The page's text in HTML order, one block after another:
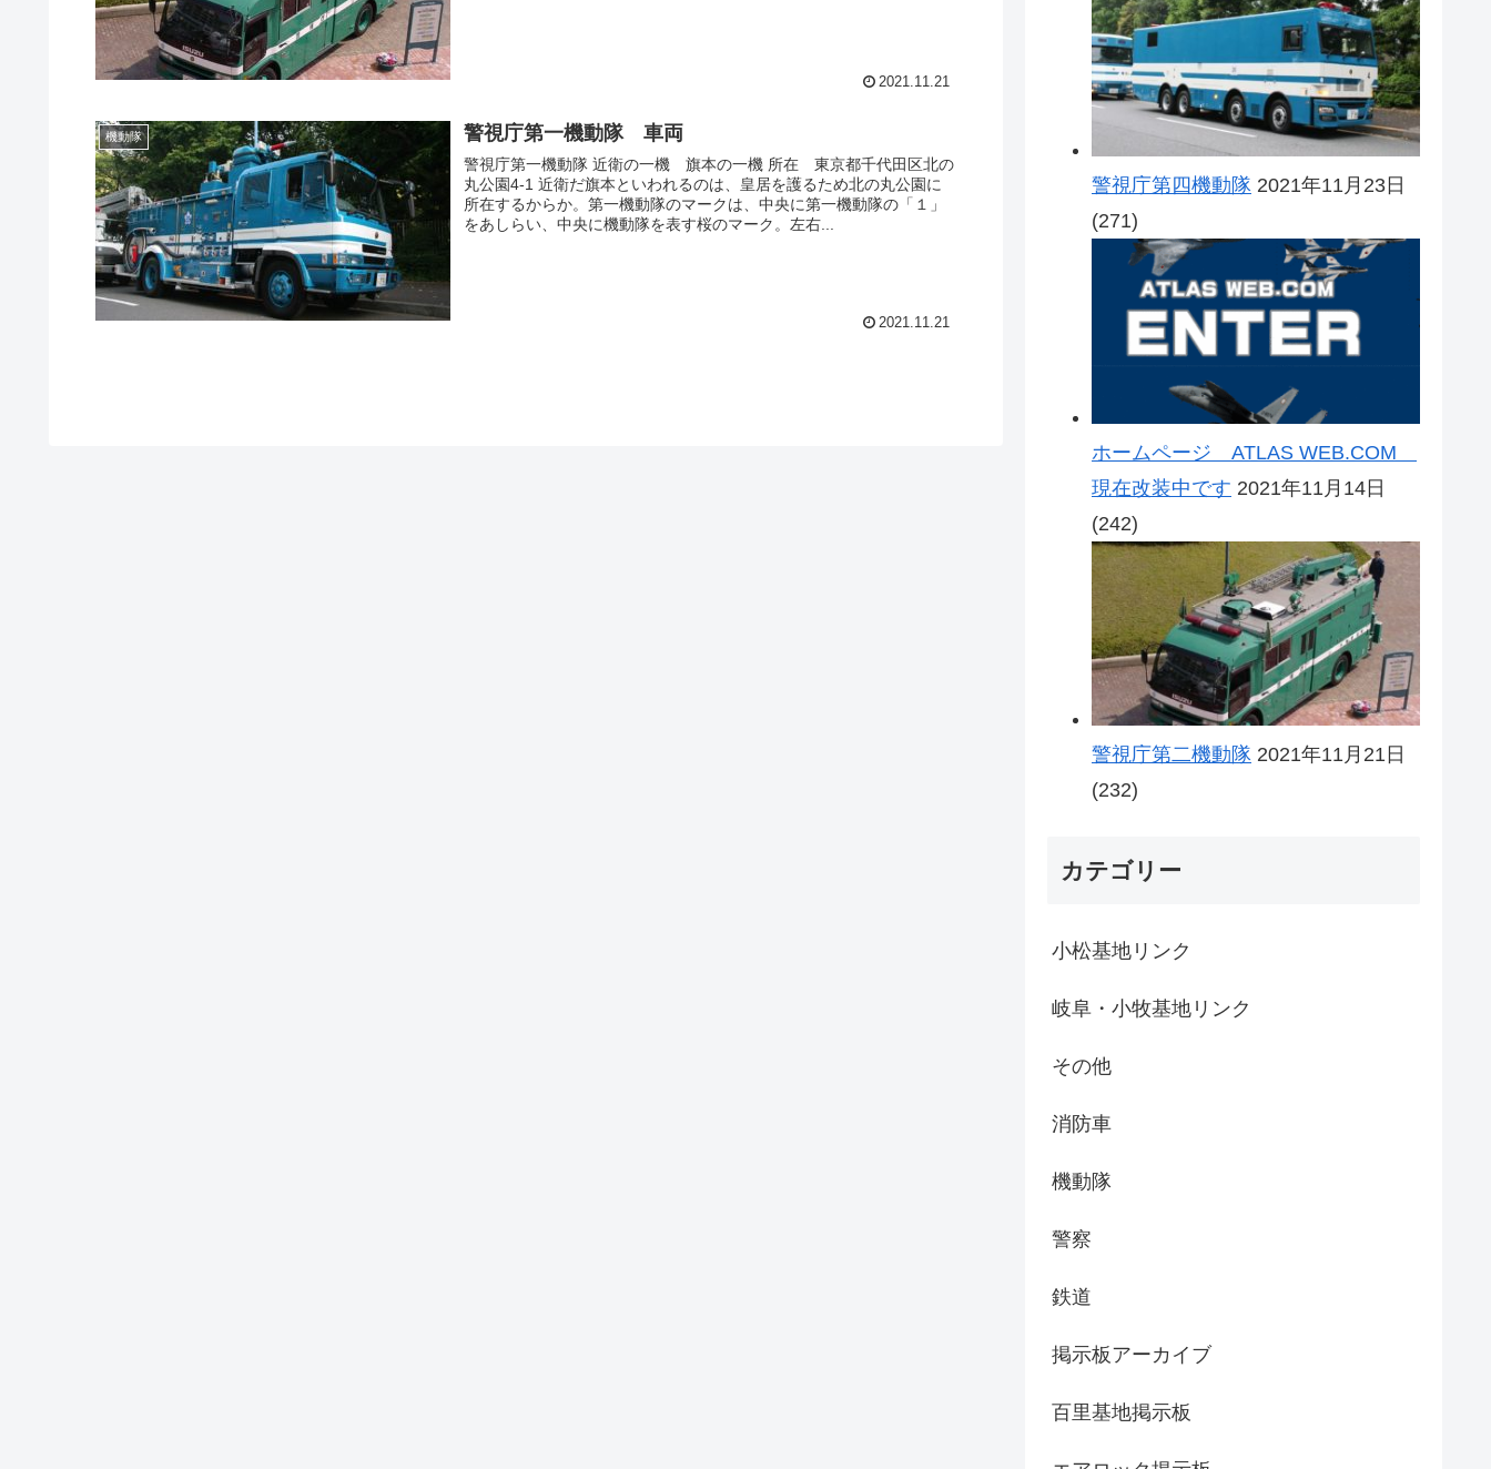
2021.11.21
機動隊 警視庁第一機動隊 車両
警視庁第一機動隊 近衛の一機 旗本の一機 所在 東京都千代田区北の
丸公園4-1 近衛だ旗本といわれるのは、皇居を護るため北の丸公園に
所在するからか。第一機動隊のマークは、中央に第一機動隊の「１」
をあしらい、中央に機動隊を表す桜のマーク。左右...
2021.11.21
警視庁第四機動隊 2021年11月23日
(271)
ホームページ ATLAS WEB.COM
現在改装中です 2021年11月14日
(242)
警視庁第二機動隊 2021年11月21日
(232)
カテゴリー
小松基地リンク
岐阜・小牧基地リンク
その他
消防車
機動隊
警察
鉄道
掲示板アーカイブ
百里基地掲示板